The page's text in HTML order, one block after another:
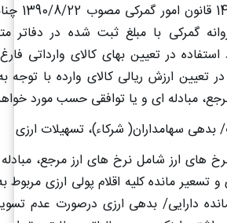
با توجه
گمرکی با مبلغ ثبت شده در دفاتر
در تعیین بهای کالای وارداتی
تعیین ارزش ریالی کالای وارده با توجه
مبادله ای و یا توافقی حسب مورد
های ارز شامل نرخ های ارز مرجع،
تسعیر مانده کلیه اقلام پولی ارزی مربوط
مانده دارایی/ بدهی ارزی درصورت عدم